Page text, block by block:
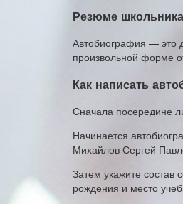
Резюме
Автобиография — это
произвольной форме
Как написать
Сначала посередине
Начинается
Михайлов Сергей
Затем укажите
рождения и место